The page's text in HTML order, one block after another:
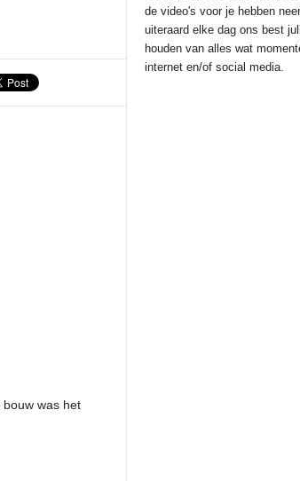
was het
de video's voor je hebben
uiteraard elke dag ons best
houden van alles wat
internet en/of social media.